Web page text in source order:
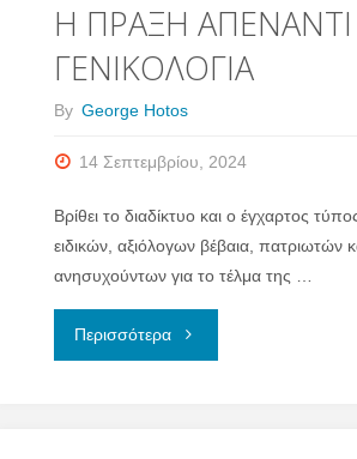
Η ΠΡΑΞΗ
ΓΕΝΙΚΟΛΟΓΙΑ
By George Hotos
14 Σεπτεμβρίου, 2024
Βρίθει το διαδίκτυο και ο έγχαρτος
ειδικών, αξιόλογων βέβαια, πατριωτών
ανησυχούντων για το τέλμα της …
Περισσότερα"Η